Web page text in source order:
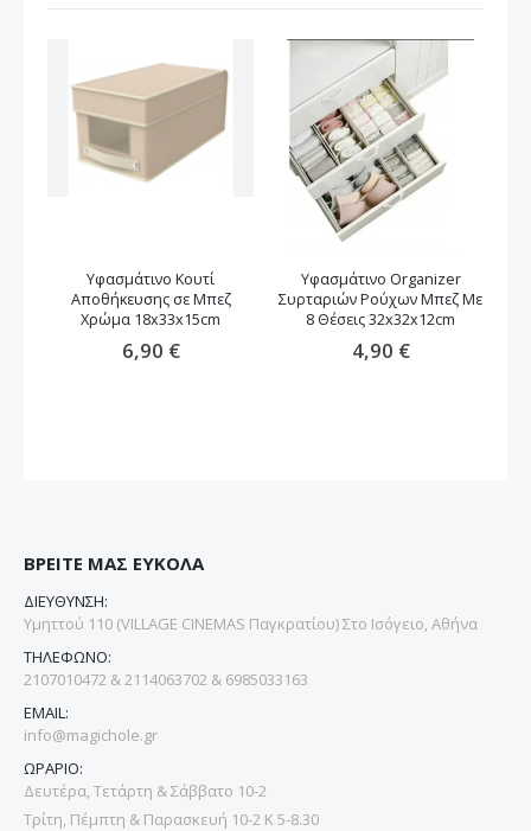
Υφασμάτινο Κουτί
Αποθήκευσης σε Μπεζ
Χρώμα 18x33x15cm
6,90 €
Υφασμάτινο Organizer
Συρταριών Ρούχων Μπεζ Mε
8 Θέσεις 32x32x12cm
4,90 €
ΒΡΕΙΤΕ ΜΑΣ ΕΥΚΟΛΑ
ΔΙΕΥΘΥΝΣΗ:
Υμηττού 110 (VILLAGE CINEMAS Παγκρατίου) Στο Ισόγειο, Αθήνα
ΤΗΛΕΦΩΝΟ:
2107010472 & 2114063702 & 6985033163
EMAIL:
info@magichole.gr
ΩΡΑΡΙΟ:
Δευτέρα, Τετάρτη & Σάββατο 10-2
Τρίτη, Πέμπτη & Παρασκευή 10-2 Κ 5-8.30